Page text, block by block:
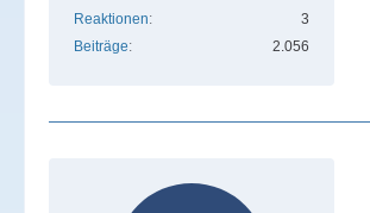
Reaktionen
3
Beiträge
2.056